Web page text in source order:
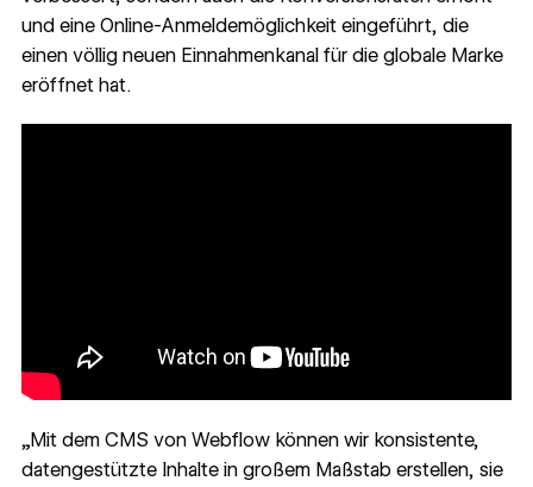
und eine Online-Anmeldemöglichkeit eingeführt, die
einen völlig neuen Einnahmenkanal für die globale Marke
eröffnet hat.
„Mit dem CMS von Webflow können wir konsistente,
datengestützte Inhalte in großem Maßstab erstellen, sie